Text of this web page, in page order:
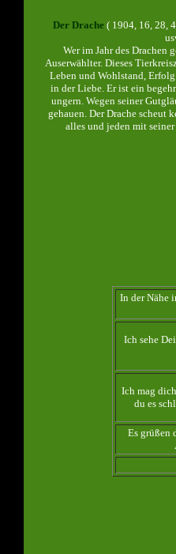
Der Drache ( 1904, 16, 28,
Wer im Jahr des Drachen
Auserwählter. Dieses
Leben und Wohlstand,
in der Liebe. Er ist ein
ungern. Wegen seiner
gehauen. Der Drache scheut
alles und jeden mit
In der Nähe
Ich sehe
Ich mag
du es
Es grüßen